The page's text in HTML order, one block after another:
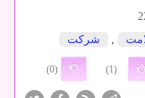
, شركت
(1)
(0)